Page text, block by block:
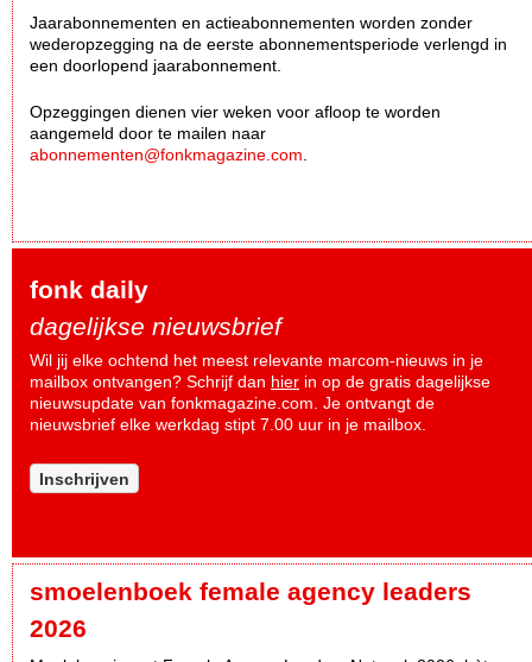
Jaarabonnementen en actieabonnementen worden zonder
wederopzegging na de eerste abonnementsperiode verlengd in
een doorlopend jaarabonnement.
Opzeggingen dienen vier weken voor afloop te worden
aangemeld door te mailen naar
abonnementen@fonkmagazine.com
fonk daily
dagelijkse nieuwsbrief
Wil jij elke ochtend het meest relevante marcom-nieuws in je
mailbox ontvangen? Schrijf dan hier in op de gratis dagelijkse
nieuwsupdate van fonkmagazine.com. Je ontvangt de
nieuwsbrief elke werkdag stipt 7.00 uur in je mailbox.
Inschrijven
smoelenboek female agency leaders
2026